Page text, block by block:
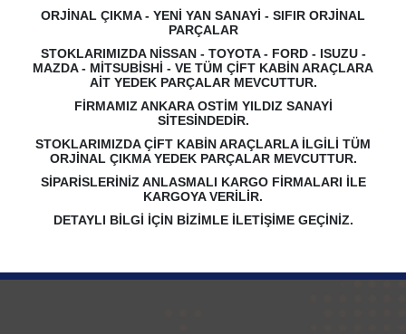
ORJİNAL ÇIKMA - YENİ YAN SANAYİ - SIFIR ORJİNAL
PARÇALAR
STOKLARIMIZDA NİSSAN - TOYOTA - FORD - ISUZU -
MAZDA - MİTSUBİSHİ - VE TÜM ÇİFT KABİN ARAÇLARA
AİT YEDEK PARÇALAR MEVCUTTUR.
FİRMAMIZ ANKARA OSTİM YILDIZ SANAYİ
SİTESİNDEDİR.
STOKLARIMIZDA ÇİFT KABİN ARAÇLARLA İLGİLİ TÜM
ORJİNAL ÇIKMA YEDEK PARÇALAR MEVCUTTUR.
SİPARİSLERİNİZ ANLASMALI KARGO FİRMALARI İLE
KARGOYA VERİLİR.
DETAYLI BİLGİ İÇİN BİZİMLE İLETİŞİME GEÇİNİZ.